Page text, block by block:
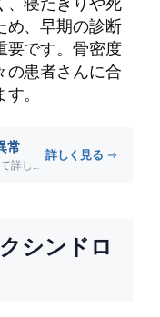
め、早期の診断
要です。骨密度
の患者さんに合
。
常
骨粗鬆症とカルシウム・骨代謝異常について詳しく解説します。
詳しく見る →
シンドロ